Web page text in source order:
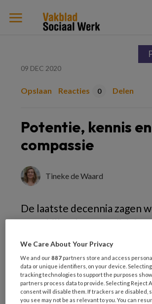
09 DEC 2020
Opslaan Reacties 0 Delen
Potentie, kennis en
compassie
Tineke de Waard
De laatste decennia zagen
verschillende
Wet verbetering
voor jeugdigen op stapel, om
randvoorwaarden te
knelpunten in het huidige
We Care About Your Privacy
We and our887 partners store and access
data or unique identifiers, on your device.
tracking technologies to support the purposes
partners process data to provide. Selecting Reject
consent will disable them. If trackers are disabled,
you see may not be as relevant to you. You can